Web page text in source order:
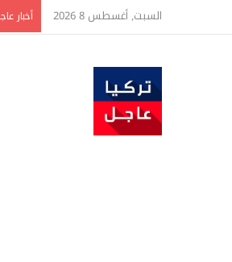
السبت, أغسطس 8 2026 أخبار